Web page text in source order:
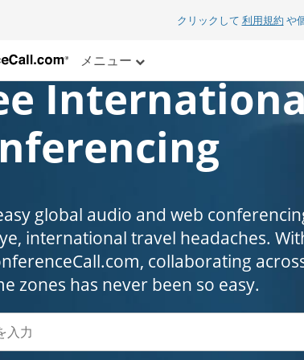
クリックして 利用規約 や
メニュー
global audio and web
international travel headaches.
collaborating
zones has never been so easy.